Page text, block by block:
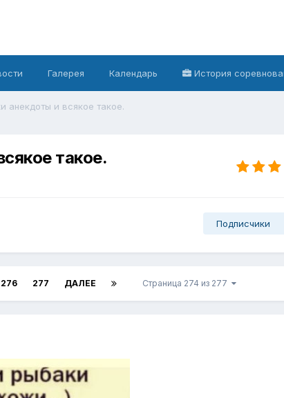
Галерея Календарь История
анекдоты и всякое такое.
такое.
Подписчики
276 277 ДАЛЕЕ Страница 274 из 277